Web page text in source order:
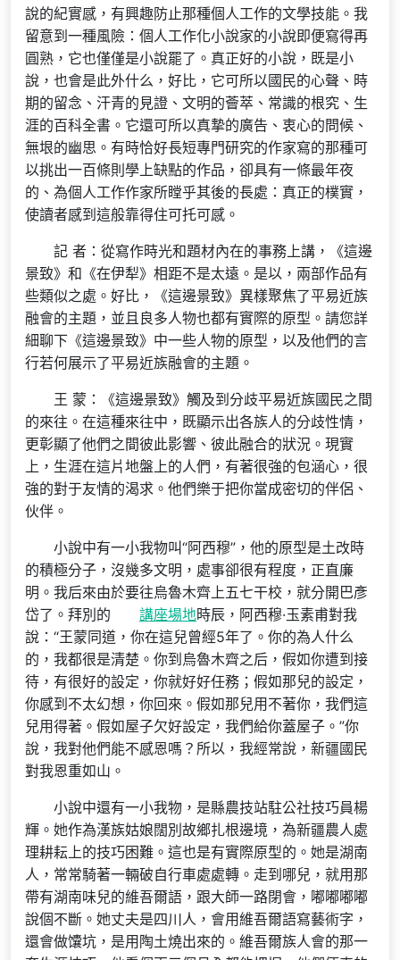
說的紀實感，有興趣防止那種個人工作的文學技能。我
留意到一種風險：個人工作化小說家的小說即便寫得再
圓熟，它也僅僅是小說罷了。真正好的小說，既是小
說，也會是此外什么，好比，它可所以國民的心聲、時
期的留念、汗青的見證、文明的薈萃、常識的根究、生
涯的百科全書。它還可所以真摯的廣告、衷心的問候、
無垠的幽思。有時恰好長短專門研究的作家寫的那種可
以挑出一百條則學上缺點的作品，卻具有一條最年夜
的、為個人工作作家所瞠乎其後的長處：真正的樸實，
使讀者感到這般靠得住可托可感。
記 者：從寫作時光和題材內在的事務上講，《這邊
景致》和《在伊犁》相距不是太遠。是以，兩部作品有
些類似之處。好比，《這邊景致》異樣聚焦了平易近族
融會的主題，並且良多人物也都有實際的原型。請您詳
細聊下《這邊景致》中一些人物的原型，以及他們的言
行若何展示了平易近族融會的主題。
王 蒙：《這邊景致》觸及到分歧平易近族國民之間
的來往。在這種來往中，既顯示出各族人的分歧性情，
更彰顯了他們之間彼此影響、彼此融合的狀況。現實
上，生涯在這片地盤上的人們，有著很強的包涵心，很
強的對于友情的渴求。他們樂于把你當成密切的伴侶、
伙伴。
小說中有一小我物叫“阿西穆”，他的原型是土改時
的積極分子，沒幾多文明，處事卻很有程度，正直廉
明。我后來由於要往烏魯木齊上五七干校，就分開巴彥
岱了。拜別的
講座場地時辰，阿西穆·玉素甫對我
說：“王蒙同道，你在這兒曾經5年了。你的為人什么
的，我都很是清楚。你到烏魯木齊之后，假如你遭到接
待，有很好的設定，你就好好任務；假如那兒的設定，
你感到不太幻想，你回來。假如那兒用不著你，我們這
兒用得著。假如屋子欠好設定，我們給你蓋屋子。”你
說，我對他們能不感恩嗎？所以，我經常說，新疆國民
對我恩重如山。
小說中還有一小我物，是縣農技站駐公社技巧員楊
輝。她作為漢族姑娘闊別故鄉扎根邊境，為新疆農人處
理耕耘上的技巧困難。這也是有實際原型的。她是湖南
人，常常騎著一輛破自行車處處轉。走到哪兒，就用那
帶有湖南味兒的維吾爾語，跟大師一路閉會，嘟嘟嘟嘟
說個不斷。她丈夫是四川人，會用維吾爾語寫藝術字，
還會做馕坑，是用陶土燒出來的。維吾爾族人會的那一